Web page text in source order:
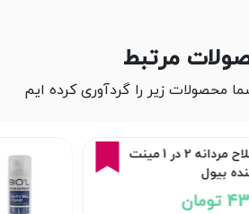
مرتبط
محصولات زیر را گردآوری کرده ایم
فوم اصلاح مردانه 2 در 1 مینت
بیول